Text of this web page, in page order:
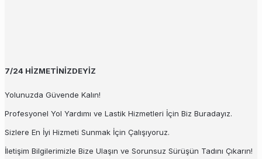
7/24 HİZMETİNİZDEYİZ
Yolunuzda Güvende Kalın!
Profesyonel Yol Yardımı ve Lastik Hizmetleri İçin Biz Buradayız.
Sizlere En İyi Hizmeti Sunmak İçin Çalışıyoruz.
İletişim Bilgilerimizle Bize Ulaşın ve Sorunsuz Sürüşün Tadını Çıkarın!